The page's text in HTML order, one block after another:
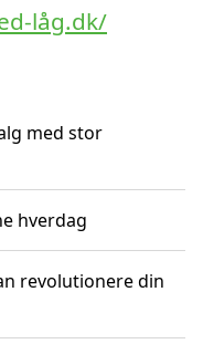
låg.dk/
med stor
hverdag
revolutionere din